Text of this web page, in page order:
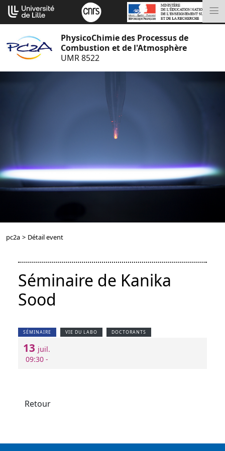
Aller
au
contenu
PhysicoChimie des Processus de
Combustion et de l'Atmosphère
UMR 8522
pc2a > Détail event
Séminaire de Kanika
Sood
SÉMINAIRE VIE DU LABO DOCTORANTS
13 juil.
09:30 -
Retour
Cookies management panel